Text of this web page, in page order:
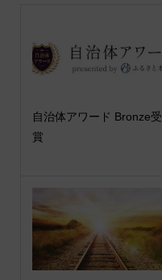
自治体アワード Bronze受
賞